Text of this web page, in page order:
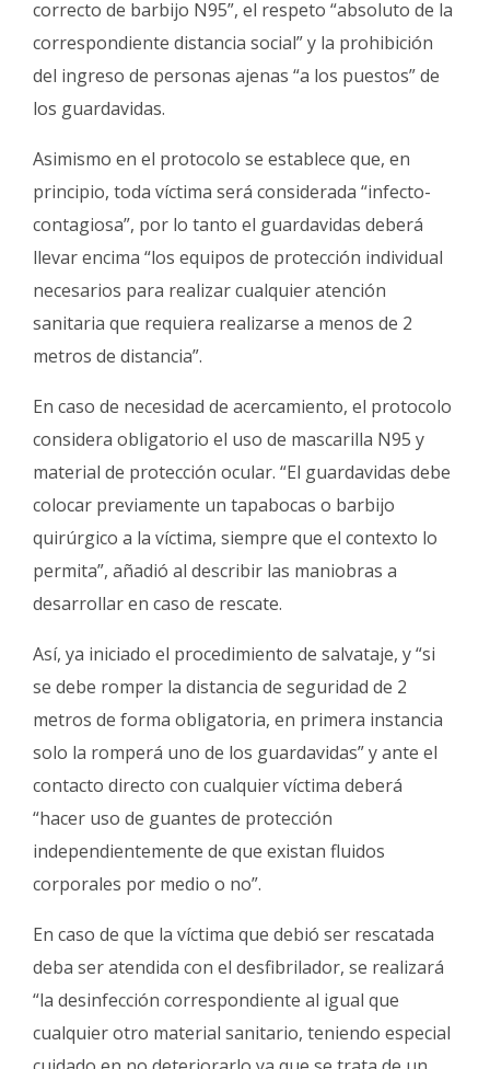
correcto de barbijo N95”, el respeto “absoluto de la
correspondiente distancia social” y la prohibición
del ingreso de personas ajenas “a los puestos” de
los guardavidas.
Asimismo en el protocolo se establece que, en
principio, toda víctima será considerada “infecto-
contagiosa”, por lo tanto el guardavidas deberá
llevar encima “los equipos de protección individual
necesarios para realizar cualquier atención
sanitaria que requiera realizarse a menos de 2
metros de distancia”.
En caso de necesidad de acercamiento, el protocolo
considera obligatorio el uso de mascarilla N95 y
material de protección ocular. “El guardavidas debe
colocar previamente un tapabocas o barbijo
quirúrgico a la víctima, siempre que el contexto lo
permita”, añadió al describir las maniobras a
desarrollar en caso de rescate.
Así, ya iniciado el procedimiento de salvataje, y “si
se debe romper la distancia de seguridad de 2
metros de forma obligatoria, en primera instancia
solo la romperá uno de los guardavidas” y ante el
contacto directo con cualquier víctima deberá
“hacer uso de guantes de protección
independientemente de que existan fluidos
corporales por medio o no”.
En caso de que la víctima que debió ser rescatada
deba ser atendida con el desfibrilador, se realizará
“la desinfección correspondiente al igual que
cualquier otro material sanitario, teniendo especial